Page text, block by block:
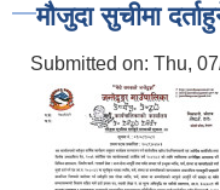
मौजुदा सुचीमा
Submitted on: Thu,